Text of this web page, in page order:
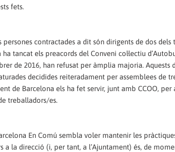
fets.
contractades a dit són dirigents de dos dels
tancat els preacords del Conveni col·lectiu
de 2016, han refusat per àmplia majoria. Aquests
decidides reiteradament per assemblees de
de Barcelona els ha fet servir, junt amb CCOO, per
treballadors/es.
En Comú sembla voler mantenir les
la direcció (i, per tant, a l’Ajuntament) és, de